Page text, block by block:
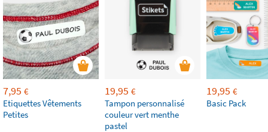
7,95 €
Etiquettes Vêtements
Petites
19,95 €
Tampon personnalisé
couleur vert menthe
pastel
19,95 €
Basic Pack